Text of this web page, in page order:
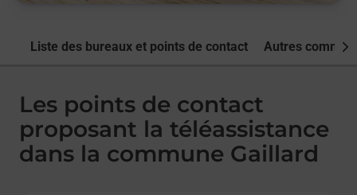
Liste des bureaux et points de contact Autres
Les points de contact
proposant la téléassistance
dans la commune Gaillard